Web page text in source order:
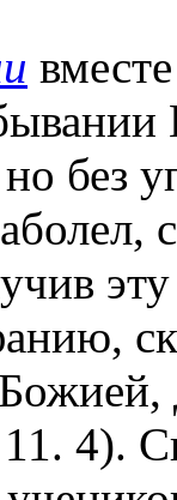
но
эту
4).